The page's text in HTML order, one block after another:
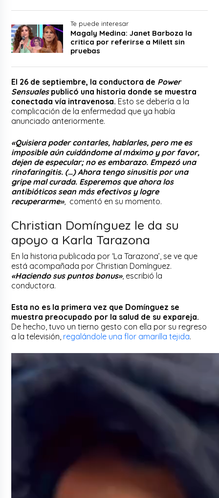
Te puede interesar
Magaly Medina: Janet Barboza la
critica por referirse a Milett sin
pruebas
El 26 de septiembre, la conductora de Power
Sensualespublicó una historia donde se muestra
conectada vía intravenosa. Esto se debería a la
complicación de la enfermedad que ya había
anunciado anteriormente.
«Quisiera poder contarles, hablarles, pero me es
imposible aún cuidándome al máximo y por favor,
dejen de especular; no es embarazo. Empezó una
rinofaringitis. (…) Ahora tengo sinusitis por una
gripe mal curada. Esperemos que ahora los
antibióticos sean más efectivos y logre
recuperarme», comentó en su momento.
Christian Domínguez le da su
apoyo a Karla Tarazona
En la historia publicada por ‘La Tarazona’, se ve que
está acompañada por Christian Domínguez.
«Haciendo sus puntos bonus», escribió la
conductora.
Esta no es la primera vez que Domínguez se
muestra preocupado por la salud de su expareja.
De hecho, tuvo un tierno gesto con ella por su regreso
a la televisión, regalándole una flor amarilla tejida.